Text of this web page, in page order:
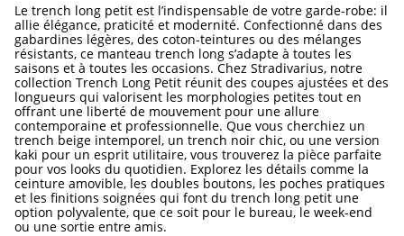
Le trench long petit est l’indispensable de votre garde-robe: il
allie élégance, praticité et modernité. Confectionné dans des
gabardines légères, des coton-teintures ou des mélanges
résistants, ce manteau trench long s’adapte à toutes les
saisons et à toutes les occasions. Chez Stradivarius, notre
collection Trench Long Petit réunit des coupes ajustées et des
longueurs qui valorisent les morphologies petites tout en
offrant une liberté de mouvement pour une allure
contemporaine et professionnelle. Que vous cherchiez un
trench beige intemporel, un trench noir chic, ou une version
kaki pour un esprit utilitaire, vous trouverez la pièce parfaite
pour vos looks du quotidien. Explorez les détails comme la
ceinture amovible, les doubles boutons, les poches pratiques
et les finitions soignées qui font du trench long petit une
option polyvalente, que ce soit pour le bureau, le week-end
ou une sortie entre amis.